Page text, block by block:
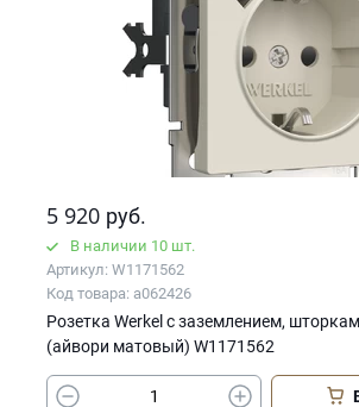
5 920 руб.
В наличии 10 шт.
Артикул: W1171562
Код товара: a062426
Розетка Werkel с заземлением,
(айвори матовый) W1171562